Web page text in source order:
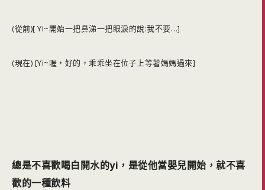
(從前)[ Yi~開始一把鼻涕一把眼淚的說:我不要…]
(現在) [Yi~喔，好的，乖乖坐在位子上等著媽媽過來]
總是不喜歡喝白開水的yi，是從他當嬰兒開始，就不喜
歡的一種飲料